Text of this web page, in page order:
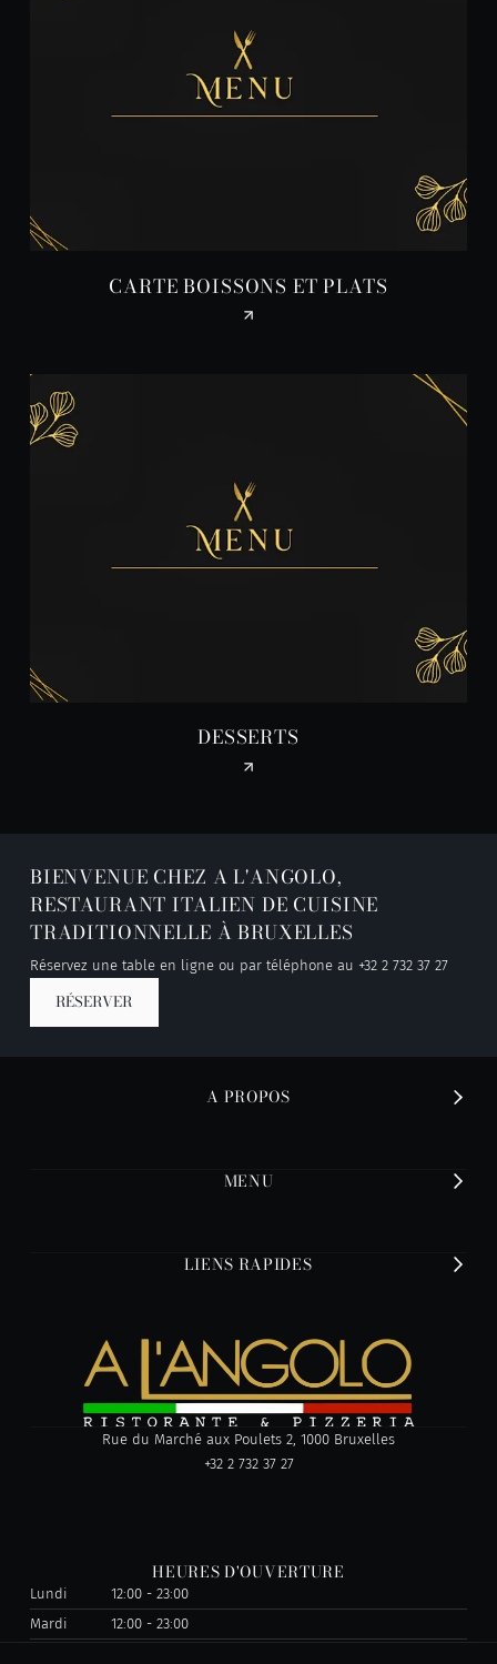
CARTE BOISSONS ET PLATS
DESSERTS
BIENVENUE CHEZ A L'ANGOLO,
RESTAURANT ITALIEN DE CUISINE
TRADITIONNELLE À BRUXELLES
Réservez une table en ligne ou par téléphone au +32 2 732 37 27
RÉSERVER
A PROPOS
MENU
LIENS RAPIDES
Rue du Marché aux Poulets 2, 1000 Bruxelles
+32 2 732 37 27
HEURES D'OUVERTURE
Lundi
12:00 - 23:00
Mardi
12:00 - 23:00